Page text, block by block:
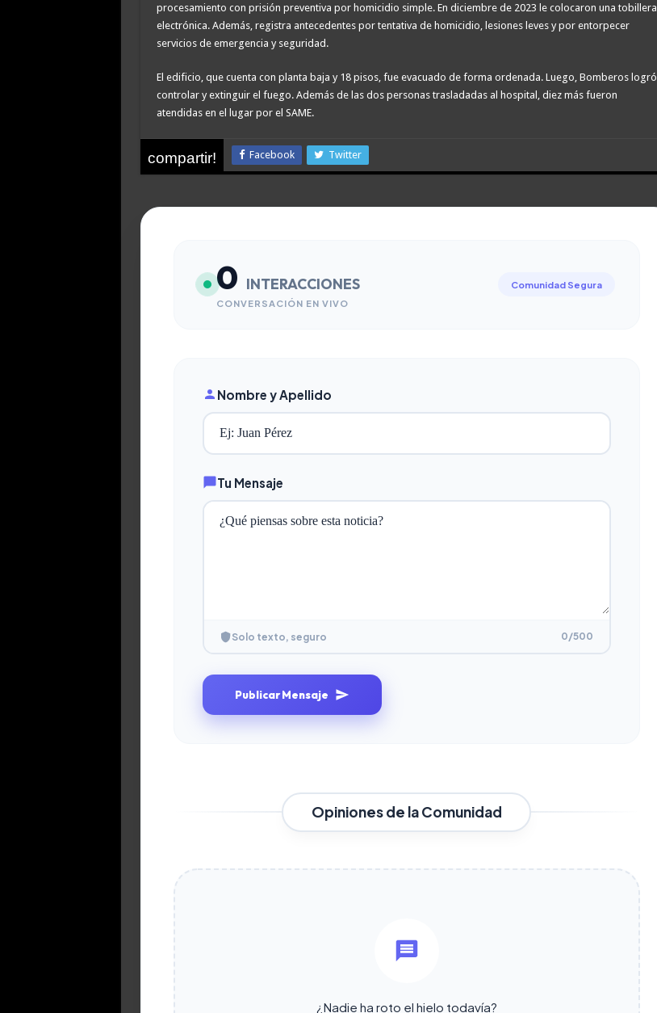
procesamiento con prisión preventiva por homicidio simple. En diciembre de 2023 le colocaron una tobillera
electrónica. Además, registra antecedentes por tentativa de homicidio, lesiones leves y por entorpecer
servicios de emergencia y seguridad.
El edificio, que cuenta con planta baja y 18 pisos, fue evacuado de forma ordenada. Luego, Bomberos logró
controlar y extinguir el fuego. Además de las dos personas trasladadas al hospital, diez más fueron
atendidas en el lugar por el SAME.
compartir! Facebook Twitter
0 INTERACCIONES
CONVERSACIÓN EN VIVO
Comunidad Segura
Nombre y Apellido
Tu Mensaje
Solo texto, seguro 0/500
Publicar Mensaje
Opiniones de la Comunidad
¿Nadie ha roto el hielo todavía?